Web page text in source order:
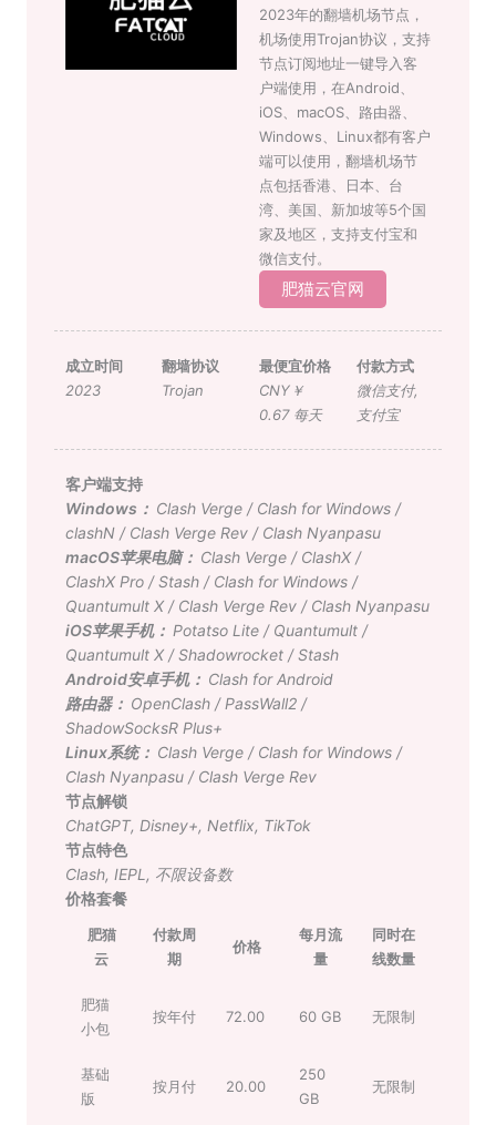
2023年的翻墙机场节点，
机场使用Trojan协议，支持
节点订阅地址一键导入客
户端使用，在Android、
iOS、macOS、路由器、
Windows、Linux都有客户
端可以使用，翻墙机场节
点包括香港、日本、台
湾、美国、新加坡等5个国
家及地区，支持支付宝和
微信支付。
肥猫云官网
成立时间
2023
翻墙协议
Trojan
最便宜价格
CNY￥
0.67 每天
付款方式
微信支付,
支付宝
客户端支持
Windows： Clash Verge/ Clash for Windows/
clashN/ Clash Verge Rev/ Clash Nyanpasu
macOS苹果电脑： Clash Verge/ ClashX/
ClashX Pro/Stash/ Clash for Windows/
Quantumult X/ Clash Verge Rev/ Clash Nyanpasu
iOS苹果手机： Potatso Lite/ Quantumult/
Quantumult X/Shadowrocket/Stash
Android安卓手机： Clash for Android
路由器： OpenClash/ PassWall2/
ShadowSocksR Plus+
Linux系统： Clash Verge/ Clash for Windows/
Clash Nyanpasu/ Clash Verge Rev
节点解锁
ChatGPT, Disney+, Netflix, TikTok
节点特色
Clash, IEPL , 不限设备数
价格套餐
肥猫
云
付款周
期
价格
每月流
量
同时在
线数量
肥猫
小包
按年付 72.00 60 GB 无限制
基础
版
按月付 20.00
250
GB
无限制